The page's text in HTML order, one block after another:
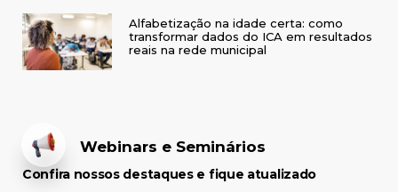
Alfabetização na idade certa: como
transformar dados do ICA em resultados
reais na rede municipal
Webinars e Seminários
Confira nossos destaques e fique atualizado